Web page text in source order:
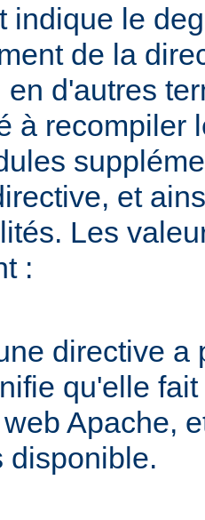
indique le
de la
en d'autres
à recompiler
et
Les
:
directive a
qu'elle
Apache,
disponible.